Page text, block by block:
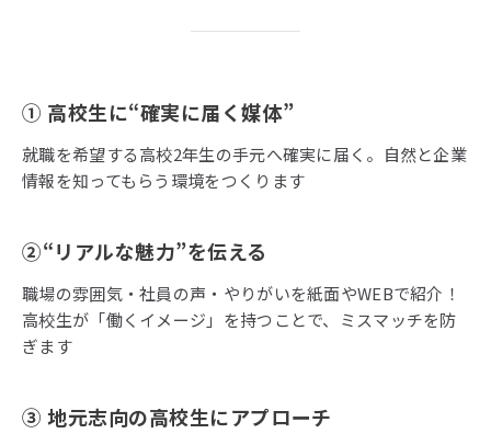
① 高校生に“確実に届く媒体”
就職を希望する高校2年生の手元へ確実に届く。自然と企業
情報を知ってもらう環境をつくります
②“リアルな魅力”を伝える
職場の雰囲気・社員の声・やりがいを紙面やWEBで紹介！
高校生が「働くイメージ」を持つことで、ミスマッチを防
ぎます
③地元志向の高校生にアプローチ